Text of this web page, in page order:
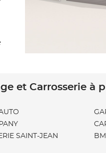
et Carrosserie à
SAINT-JEAN